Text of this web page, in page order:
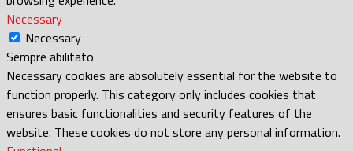
Necessary
Necessary
Sempre abilitato
Necessary cookies are absolutely essential for the website to
function properly. This category only includes cookies that
ensures basic functionalities and security features of the
website. These cookies do not store any personal information.